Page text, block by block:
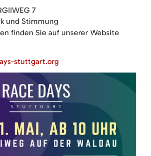
7
und Stimmung
finden Sie auf unserer Website
stuttgart.org